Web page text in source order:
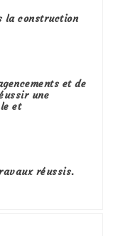
la construction
et de
une
et
réussis.